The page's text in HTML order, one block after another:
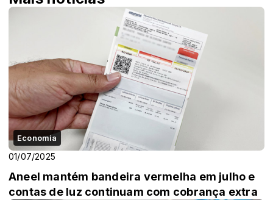
Economia
01/07/2025
Aneel mantém bandeira vermelha em julho e
contas de luz continuam com cobrança extra